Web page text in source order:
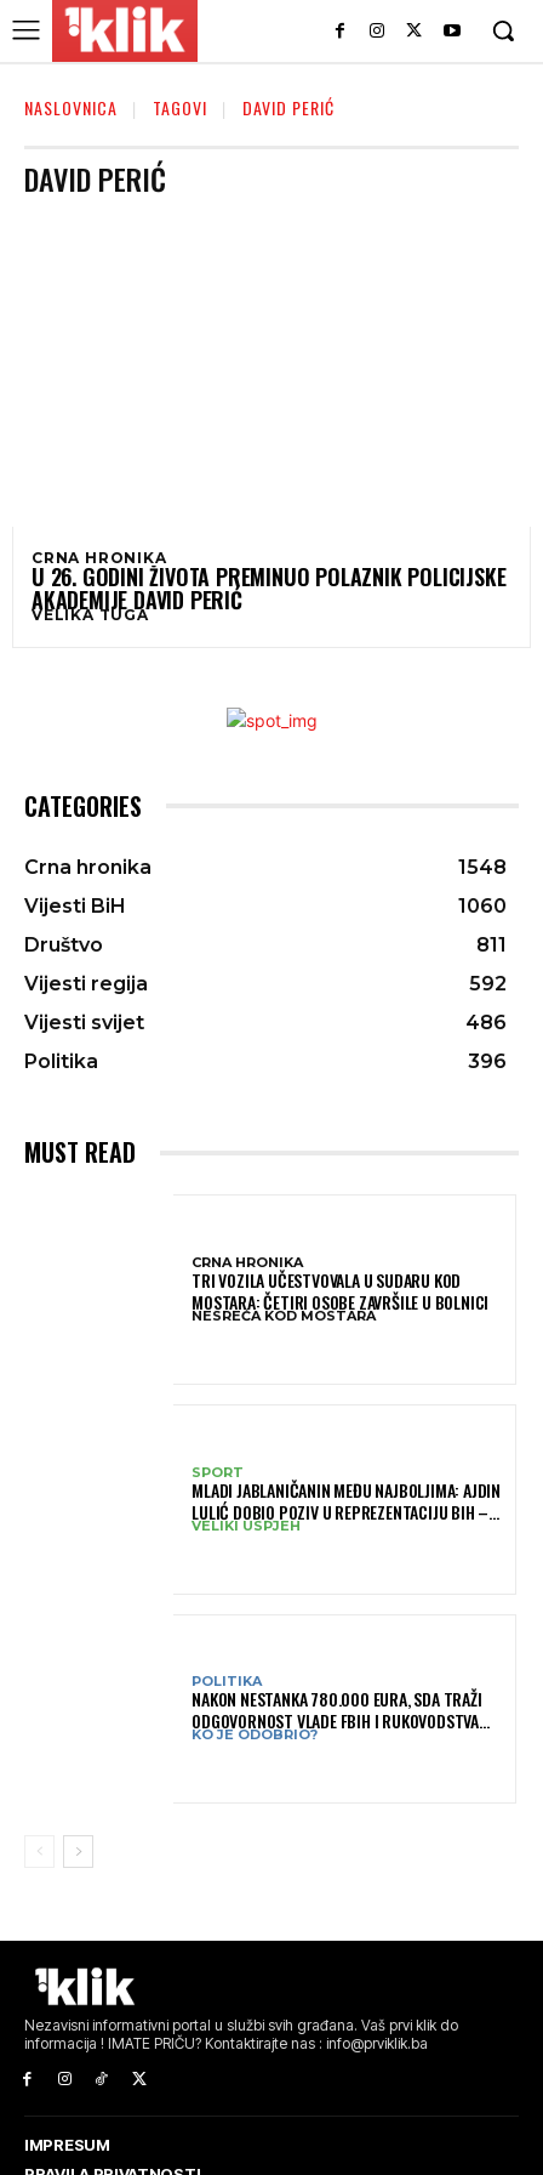
NASLOVNICA TAGOVI DAVID PERIĆ
DAVID PERIĆ
CRNA HRONIKA
U 26. GODINI ŽIVOTA PREMINUO POLAZNIK POLICIJSKE
AKADEMIJE DAVID PERIĆ
VELIKA TUGA
CATEGORIES
Crna hronika
1548
Vijesti BiH
1060
Društvo
811
Vijesti regija
592
Vijesti svijet
486
Politika
396
MUST READ
CRNA HRONIKA
TRI VOZILA UČESTVOVALA U SUDARU KOD
MOSTARA: ČETIRI OSOBE ZAVRŠILE U BOLNICI
NESREĆA KOD MOSTARA
SPORT
MLADI JABLANIČANIN MEĐU NAJBOLJIMA: AJDIN
LULIĆ DOBIO POZIV U REPREZENTACIJU BIH –
BRANIT ĆE BOJE BIH NA SLOVENIA BALL
VELIKI USPJEH
POLITIKA
NAKON NESTANKA 780.000 EURA, SDA TRAŽI
ODGOVORNOST VLADE FBIH I RUKOVODSTVA
IGMANA
KO JE ODOBRIO?
Nezavisni informativni portal u službi svih građana. Vaš prvi klik do
informacija ! IMATE PRIČU? Kontaktirajte nas : info@prviklik.ba
IMPRESUM